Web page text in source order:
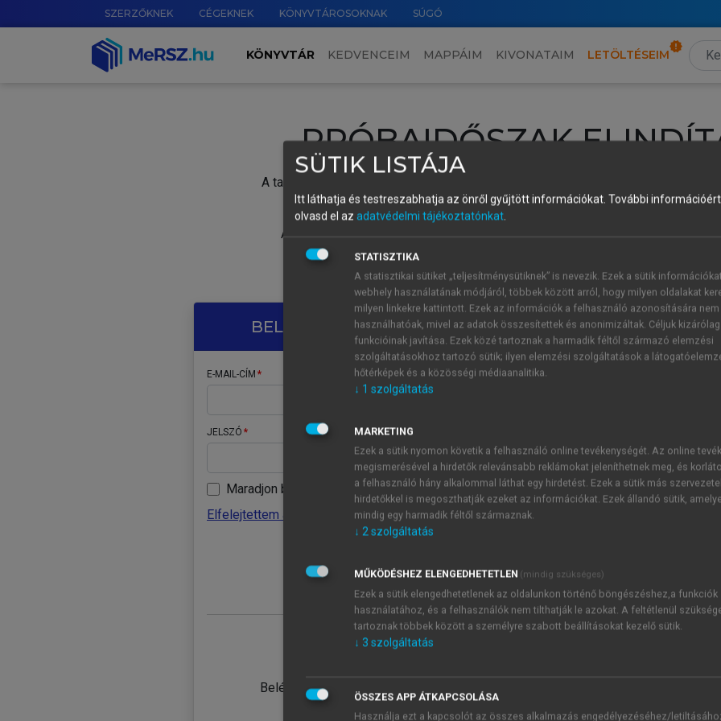
SZERZŐKNEK CÉGEKNEK KÖNYVTÁROSOKNAK SÚGÓ
KÖNYVTÁR KEDVENCEIM MAPPÁIM KIVONATAIM LETÖLTÉSEIM
PRÓBAIDŐSZAK
A tartalom megtekintéséhez lépj be a saját fiókoddal, iskolai azonosítóddal vagy
Új felhasználóként1 óra díjmentes hozzáférésrevagy
A próbaidőszak elindításához,
vagy hozz
A regisztráció után a
BELÉPÉS SAJÁT FIÓKKAL
E-MAIL-CÍM
JELSZÓ
Maradjon belépve
Elfelejtettem a jelszavamat
Belépés intézményi azonosítóval
ÚJ FIÓK
1 óra
JELSZÓ
Kérek értesítést a MeRSZ
Kérek értesítést az
SÜTIK LISTÁJA
Itt láthatja és testreszabhatja az önről gyűjtött információkat. További
olvasd el az adatvédelmi tájékoztatónkat.
STATISZTIKA
A statisztikai sütiket „teljesítménysütiknek” is nevezik. Ezek a sütik
webhely használatának módjáról, többek között arról, hogy milyen oldalakat
milyen linkekre kattintott. Ezek az információk a felhasználó azonosítására nem
használhatóak, mivel az adatok összesítettek és anonimizáltak. Céljuk
funkcióinak javítása. Ezek közé tartoznak a harmadik féltől származó elemzési
szolgáltatásokhoz tartozó sütik; ilyen elemzési szolgáltatások a
hőtérképek és a közösségi médiaanalitika.
↓ 1 szolgáltatás
MARKETING
Ezek a sütik nyomon követik a felhasználó online tevékenységét. Az online
megismerésével a hirdetők relevánsabb reklámokat jeleníthetnek meg, és
a felhasználó hány alkalommal láthat egy hirdetést. Ezek a sütik más
hirdetőkkel is megoszthatják ezeket az információkat. Ezek állandó sütik,
mindig egy harmadik féltől származnak.
↓ 2szolgáltatás
MŰKÖDÉSHEZ ELENGEDHETETLEN (mindig szükséges)
Ezek a sütik elengedhetetlenek az oldalunkon történő böngészéshez,a funkciók
használatához, és a felhasználók nem tilthatják le azokat. A feltétlenül
tartoznak többek között a személyre szabott beállításokat kezelő sütik.
↓ 3 szolgáltatás
ÖSSZES APP ÁTKAPCSOLÁSA
Használja ezt a kapcsolót az összes alkalmazás engedélyezéséhez/